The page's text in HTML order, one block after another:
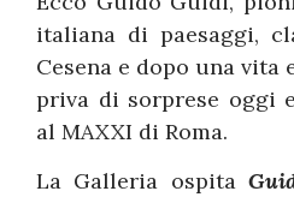
italiana di paesaggi,
Cesena e dopo una vita
priva di sorprese oggi
al MAXXI di Roma.
La Galleria ospita